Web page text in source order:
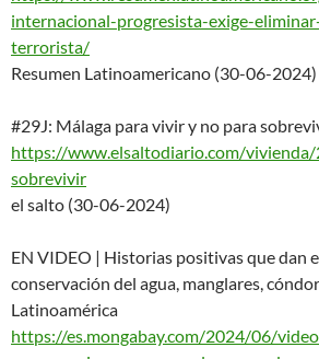
internacional-progresista-exige-
terrorista/
Resumen Latinoamericano (30-06-2024)
#29J: Málaga para vivir y no para
https://www.elsaltodiario.com/
sobrevivir
el salto (30-06-2024)
EN VIDEO | Historias positivas que dan
conservación del agua, manglares,
Latinoamérica
https://es.mongabay.com/2024/06/